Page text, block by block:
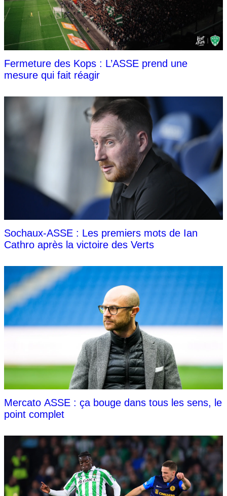
Fermeture des Kops : L’ASSE prend une
mesure qui fait réagir
Sochaux-ASSE : Les premiers mots de Ian
Cathro après la victoire des Verts
Mercato ASSE : ça bouge dans tous les sens, le
point complet